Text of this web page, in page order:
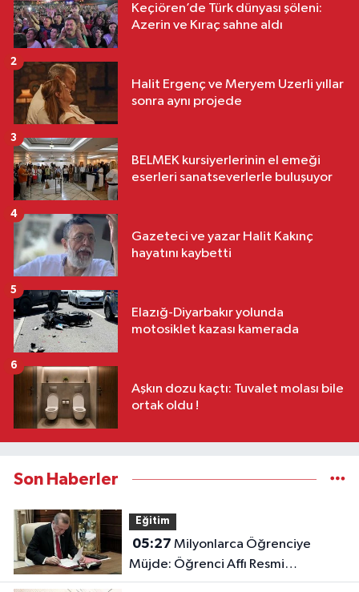
Keçiören’de Türk dünyası şöleni:
Azerin ve Kıraç sahne aldı
Halit Ergenç ve Meryem Uzerli yıllar
sonra aynı projede
2
BELMEK kursiyerlerinin el emeği
eserleri sanatseverlerle buluşuyor
3
Gazeteci ve yazar Halit Kakınç
hayatını kaybetti
4
Elazığ-Diyarbakır yolunda
motosiklet kazası kamerada
5
Aşkın dozu kaçtı: Tuvalet molası bile
ortak oldu !
6
Son Haberler
Eğitim
05:27
Müjde: Öğrenci Affı Resmi
Gazete'de Yayımlandı!